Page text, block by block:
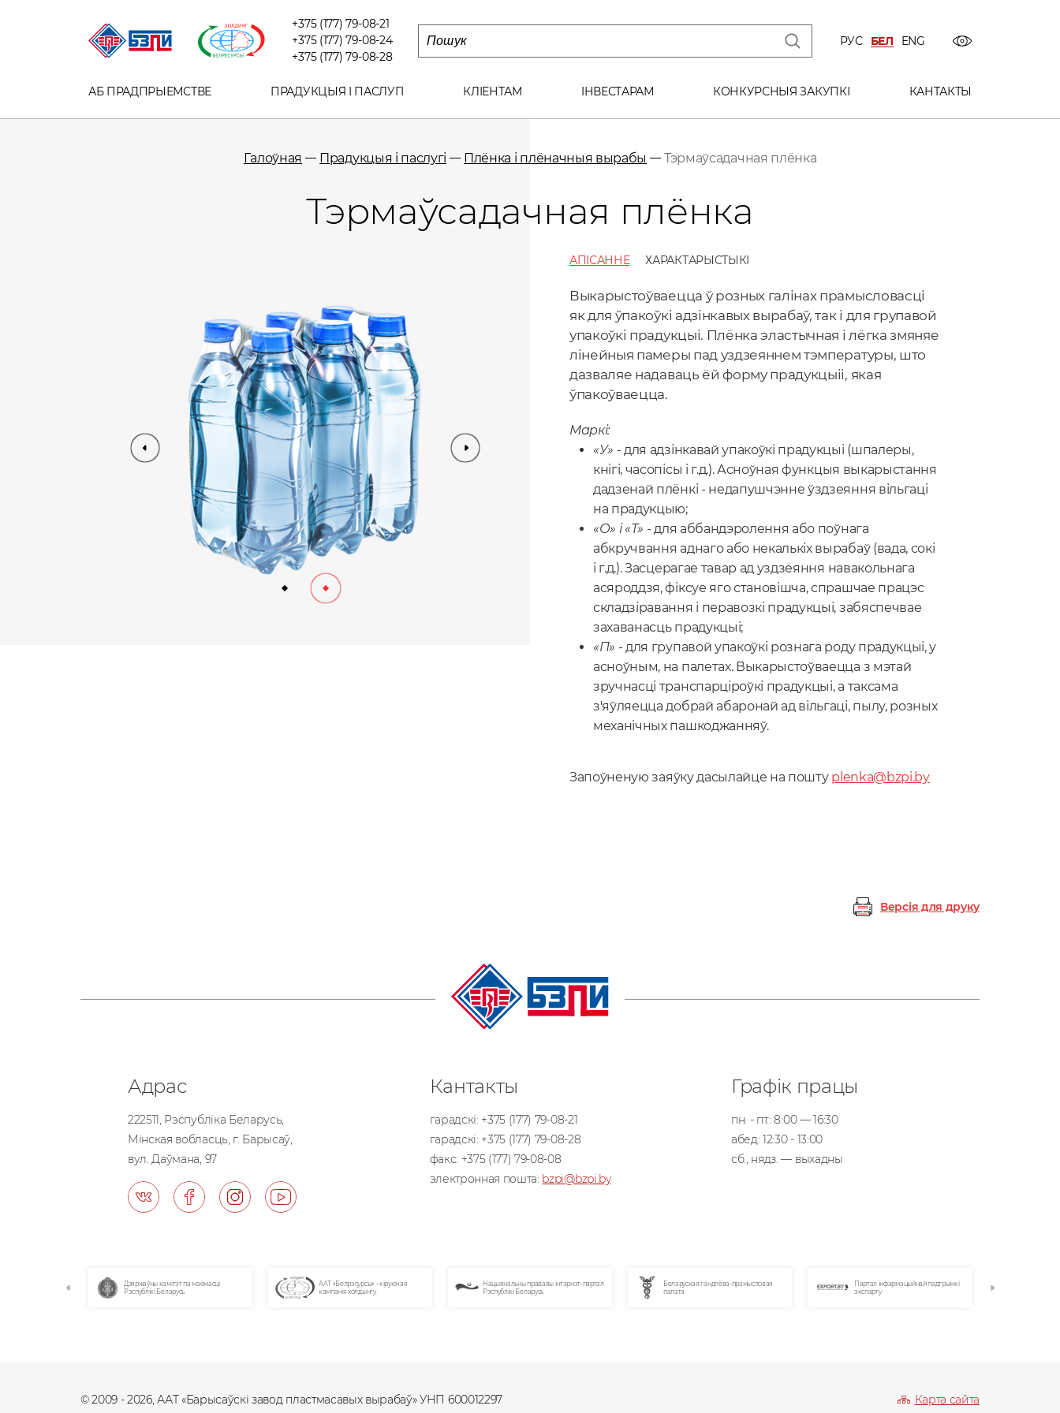
+375 (177) 79-08-21
+375 (177) 79-08-24
+375 (177) 79-08-28
РУС БЕЛ ENG
АБ ПРАДПРЫЕМСТВЕ ПРАДУКЦЫЯ І ПАСЛУГІ КЛІЕНТАМ IНВЕСТАРАМ КОНКУРСНЫЯ ЗАКУПКІ КАНТАКТЫ
Галоўная Прадукцыя і паслугі Плёнка і плёначныя вырабы Тэрмаўсадачная плёнка
Тэрмаўсадачная плёнка
АПІСАННЕ ХАРАКТАРЫСТЫКІ
Выкарыстоўваецца ў розных галінах прамысловасці
як для ўпакоўкі адзінкавых вырабаў, так і для групавой
упакоўкі прадукцыі. Плёнка эластычная і лёгка змяняе
лінейныя памеры пад уздзеяннем тэмпературы, што
дазваляе надаваць ёй форму прадукцыіі, якая
ўпакоўваецца.
Маркі:
«У» - для адзінкавай упакоўкі прадукцыі (шпалеры,
кнігі, часопісы і г.д.). Асноўная функцыя выкарыстання
дадзенай плёнкі - недапушчэнне ўздзеяння вільгаці
на прадукцыю;
«О» і «Т» - для аббандэролення або поўнага
абкручвання аднаго або некалькіх вырабаў (вада, сокі
і г.д.). Засцерагае тавар ад уздзеяння навакольнага
асяроддзя, фіксуе яго становішча, спрашчае працэс
складзіравання і перавозкі прадукцыі, забяспечвае
захаванасць прадукцыі;
«П» - для групавой упакоўкі рознага роду прадукцыі, у
асноўным, на палетах. Выкарыстоўваецца з мэтай
зручнасці транспарціроўкі прадукцыі, а таксама
з'яўляецца добрай абаронай ад вільгаці, пылу, розных
механічных пашкоджанняў.
Запоўненую заяўку дасылайце на пошту plenka@bzpi.by
Версія для друку
Адрас
222511, Рэспублiка Беларусь,
Мiнская вобласць, г. Барысаў,
вул. Даўмана, 97
Кантакты
гарадскі: +375 (177) 79-08-21
гарадскі: +375 (177) 79-08-28
факс: +375 (177) 79-08-08
электронная пошта: bzpi@bzpi.by
Графік працы
пн. - пт.: 8:00 — 16:30
абед: 12:30 - 13:00
сб., нядз. — выхадны
ААТ «Белрэсурсы» - кіруючая
кампанія холдынгу
Нацыянальны прававы інтэрнэт-партал
Рэспублікі Беларусь
Беларуская гандлёва-прамысловая
палата
Партал інфармацыйнай падтрымкі
Беларускі дзяржаўны тэхналагічны
ўніверсітэт
© 2009 - 2026, ААТ «Барысаўскі завод пластмасавых вырабаў» УНП 600012297 Карта сайта